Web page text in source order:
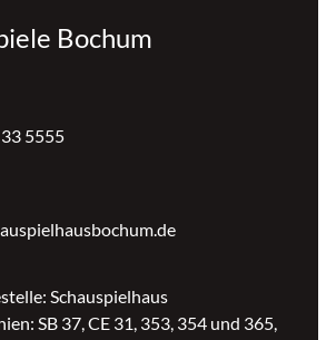
Bochum
5555
Schauspielhaus
SB 37, CE 31, 353, 354 und 365,